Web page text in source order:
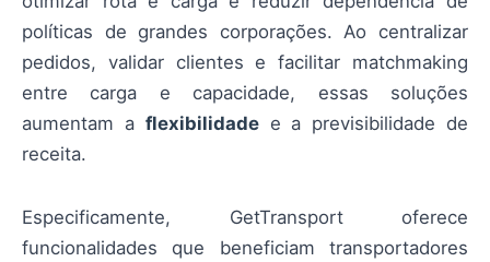
políticas de grandes corporações. Ao centralizar
pedidos, validar clientes e facilitar matchmaking
entre carga e capacidade, essas soluções
aumentam a flexibilidadee a previsibilidade de
receita.
Especificamente, GetTransport oferece
funcionalidades que beneficiam transportadores